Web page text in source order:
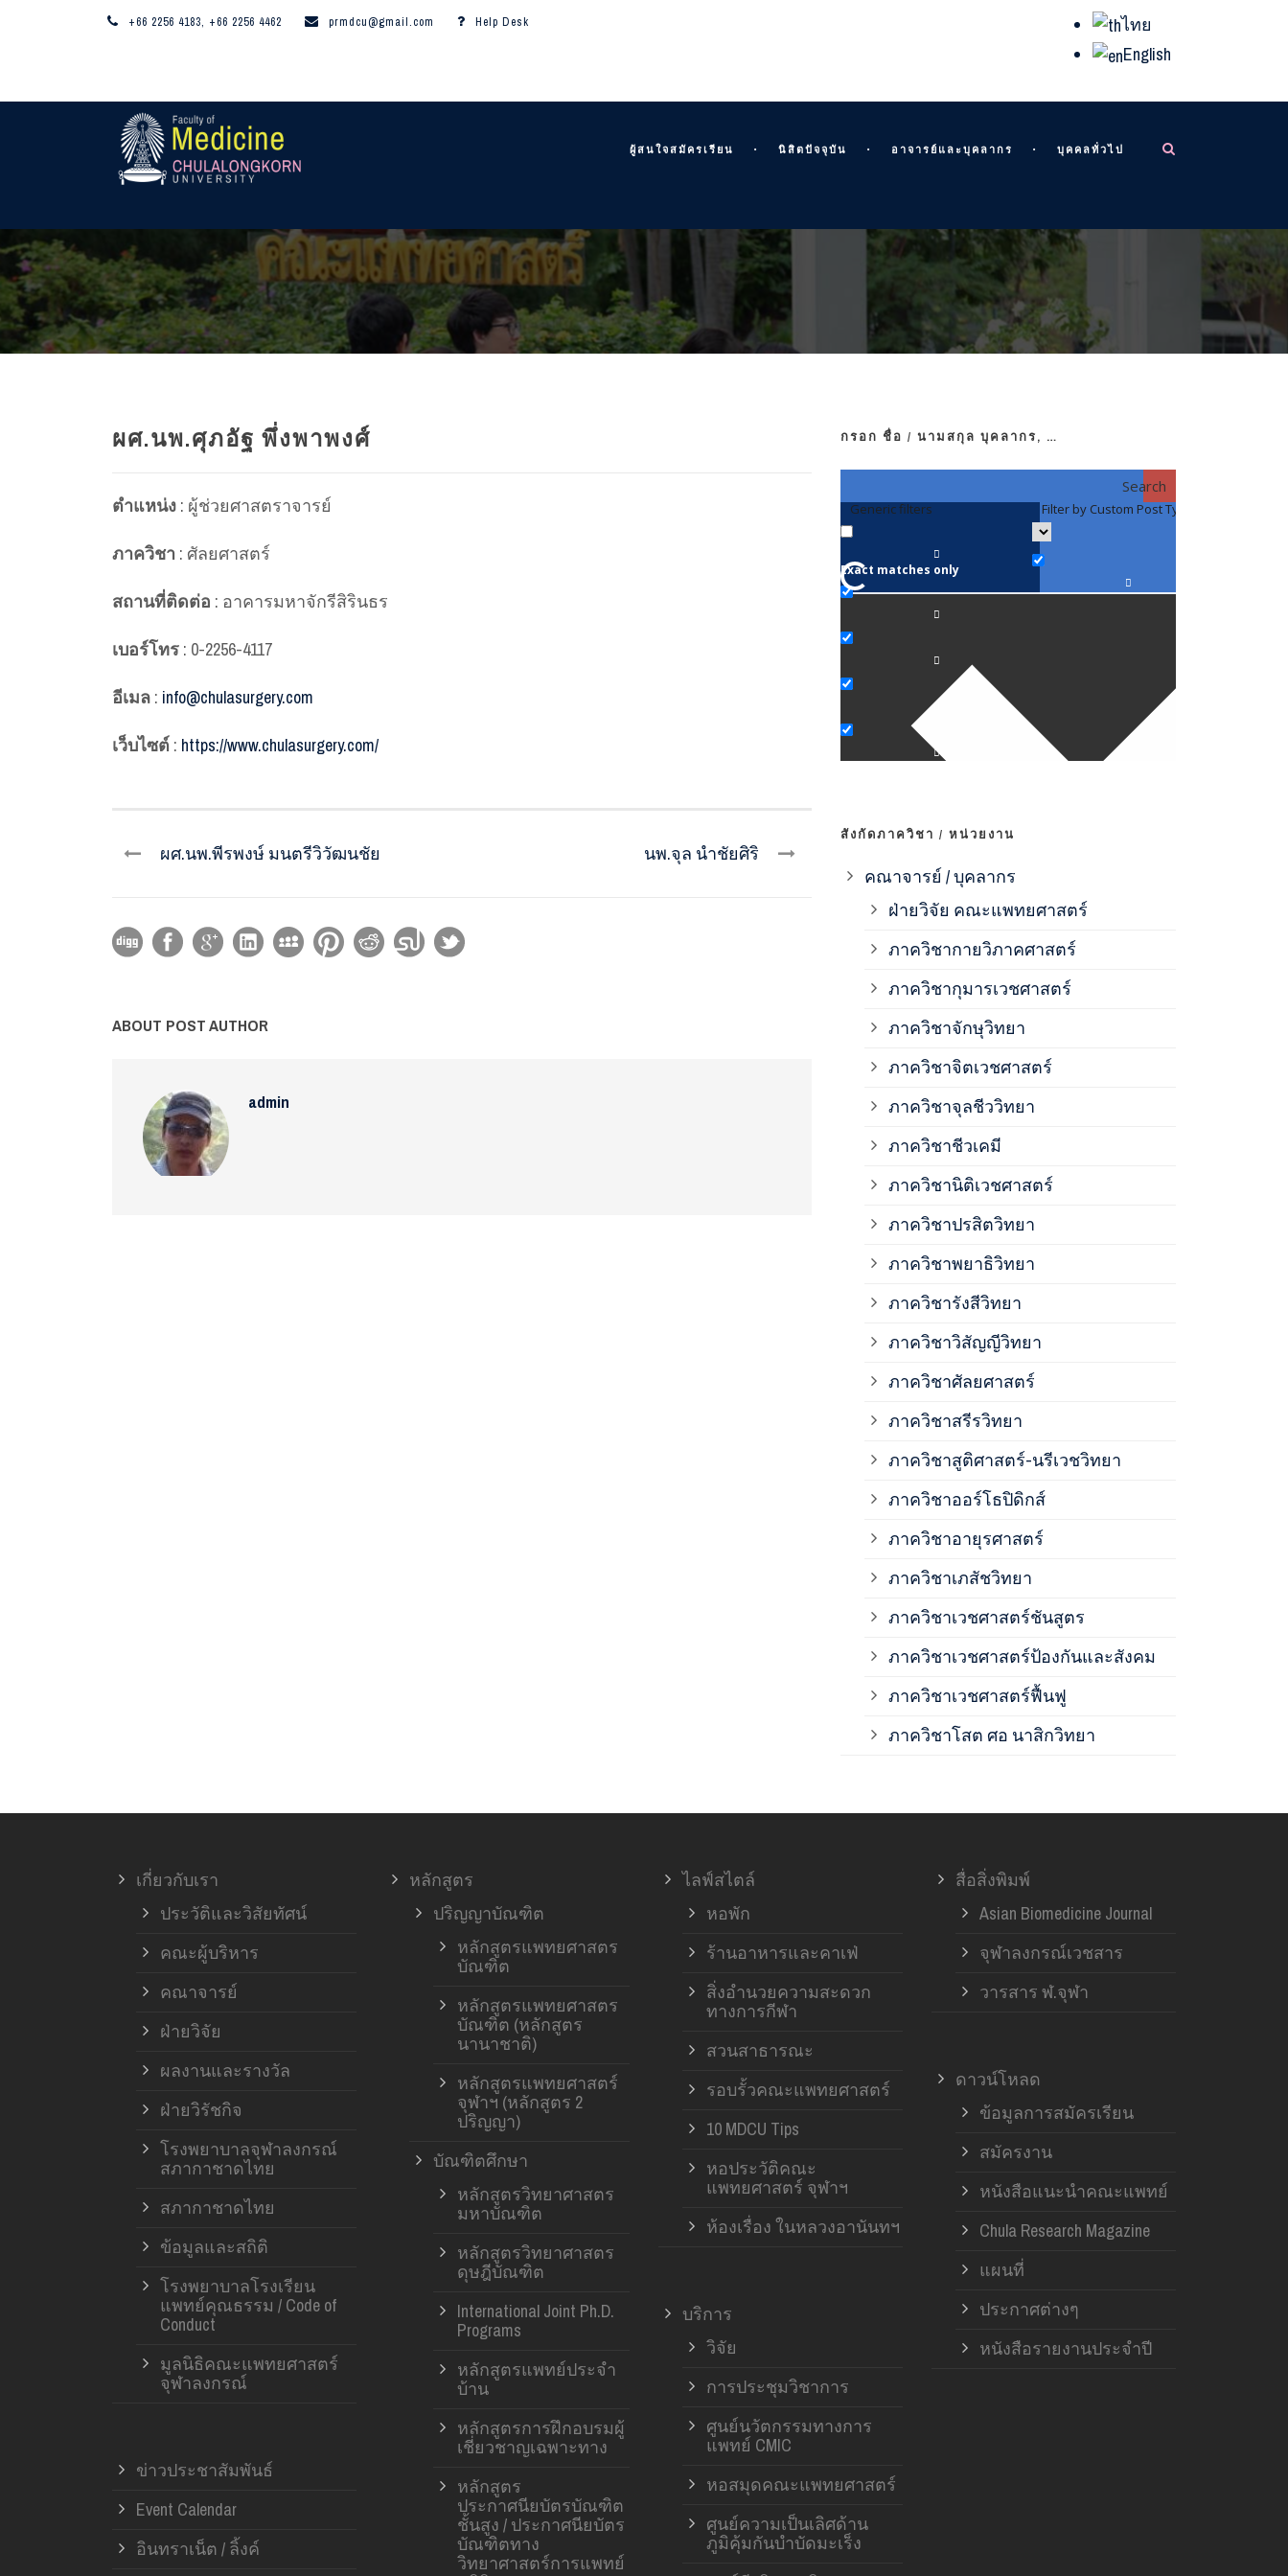
+66 2256 4183, +66 2256 4462 prmdcu@gmail.com Help Desk
ไทย
English
ผู้สนใจสมัครเรียน นิสิตปัจจุบัน อาจารย์และบุคลากร บุคคลทั่วไป
ผศ.นพ.ศุภอัฐ พึ่งพาพงศ์
ตำแหน่ง : ผู้ช่วยศาสตราจารย์
ภาควิชา : ศัลยศาสตร์
สถานที่ติดต่อ : อาคารมหาจักรีสิรินธร
เบอร์โทร : 0-2256-4117
อีเมล : info@chulasurgery.com
เว็บไซต์ : https://www.chulasurgery.com/
ผศ.นพ.พีรพงษ์ มนตรีวิวัฒนชัย นพ.จุล นำชัยศิริ
ABOUT POST AUTHOR
admin
กรอก ชื่อ / นามสกุล บุคลากร, …
Search
Generic filters
Exact matches only
Filter by Custom Post Type
สังกัดภาควิชา / หน่วยงาน
คณาจารย์ / บุคลากร
ฝ่ายวิจัย คณะแพทยศาสตร์
ภาควิชากายวิภาคศาสตร์
ภาควิชากุมารเวชศาสตร์
ภาควิชาจักษุวิทยา
ภาควิชาจิตเวชศาสตร์
ภาควิชาจุลชีววิทยา
ภาควิชาชีวเคมี
ภาควิชานิติเวชศาสตร์
ภาควิชาปรสิตวิทยา
ภาควิชาพยาธิวิทยา
ภาควิชารังสีวิทยา
ภาควิชาวิสัญญีวิทยา
ภาควิชาศัลยศาสตร์
ภาควิชาสรีรวิทยา
ภาควิชาสูติศาสตร์-นรีเวชวิทยา
ภาควิชาออร์โธปิดิกส์
ภาควิชาอายุรศาสตร์
ภาควิชาเภสัชวิทยา
ภาควิชาเวชศาสตร์ชันสูตร
ภาควิชาเวชศาสตร์ป้องกันและสังคม
ภาควิชาเวชศาสตร์ฟื้นฟู
ภาควิชาโสต ศอ นาสิกวิทยา
เกี่ยวกับเรา
ประวัติและวิสัยทัศน์
คณะผู้บริหาร
คณาจารย์
ฝ่ายวิจัย
ผลงานและรางวัล
ฝ่ายวิรัชกิจ
โรงพยาบาลจุฬาลงกรณ์
สภากาชาดไทย
สภากาชาดไทย
ข้อมูลและสถิติ
โรงพยาบาลโรงเรียน
แพทย์คุณธรรม / Code of
Conduct
มูลนิธิคณะแพทยศาสตร์
จุฬาลงกรณ์
ข่าวประชาสัมพันธ์
Event Calendar
อินทราเน็ต / ลิ้งค์
หลักสูตร
ปริญญาบัณฑิต
หลักสูตรแพทยศาสตร
บัณฑิต
หลักสูตรแพทยศาสตร
บัณฑิต (หลักสูตร
นานาชาติ)
หลักสูตรแพทยศาสตร์
จุฬาฯ (หลักสูตร 2
ปริญญา)
บัณฑิตศึกษา
หลักสูตรวิทยาศาสตร
มหาบัณฑิต
หลักสูตรวิทยาศาสตร
ดุษฎีบัณฑิต
International Joint Ph.D.
Programs
หลักสูตรแพทย์ประจำ
บ้าน
หลักสูตรการฝึกอบรมผู้
เชี่ยวชาญเฉพาะทาง
หลักสูตร
ประกาศนียบัตรบัณฑิต
ชั้นสูง / ประกาศนียบัตร
บัณฑิตทาง
วิทยาศาสตร์การแพทย์
ไลฟ์สไตล์
หอพัก
ร้านอาหารและคาเฟ่
สิ่งอำนวยความสะดวก
ทางการกีฬา
สวนสาธารณะ
รอบรั้วคณะแพทยศาสตร์
10 MDCU Tips
หอประวัติคณะ
แพทยศาสตร์ จุฬาฯ
ห้องเรื่อง ในหลวงอานันทฯ
บริการ
วิจัย
การประชุมวิชาการ
ศูนย์นวัตกรรมทางการ
แพทย์ CMIC
หอสมุดคณะแพทยศาสตร์
ศูนย์ความเป็นเลิศด้าน
ภูมิคุ้มกันบำบัดมะเร็ง
สื่อสิ่งพิมพ์
Asian Biomedicine Journal
จุฬาลงกรณ์เวชสาร
วารสาร ฬ.จุฬา
ดาวน์โหลด
ข้อมูลการสมัครเรียน
สมัครงาน
หนังสือแนะนำคณะแพทย์
Chula Research Magazine
แผนที่
ประกาศต่างๆ
หนังสือรายงานประจำปี